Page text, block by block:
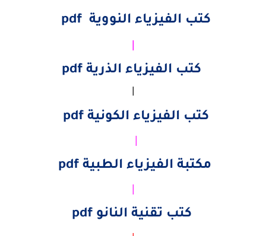
كتب الفيزياء النووية pdf
|
كتب الفيزياء الذرية pdf
كتب الفيزياء الكونية pdf
|
مكتبة الفيزياء الطبية pdf
|
كتب تقنية النانو pdf